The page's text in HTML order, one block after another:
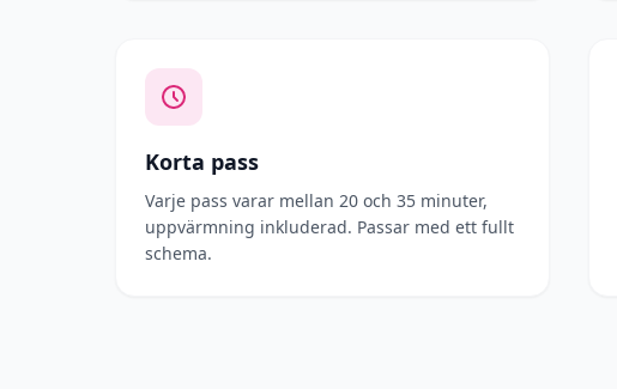
Korta pass
Varje pass varar mellan 20 och 35 minuter,
uppvärmning inkluderad. Passar med ett fullt
schema.